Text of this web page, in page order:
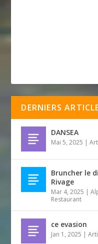
DERNIERS
DANSEA
Mai 5, 2025 |
Bruncher le
Rivage
Mar 4, 2025 |
Restaurant
ce evasion
Jan 1, 2025 |